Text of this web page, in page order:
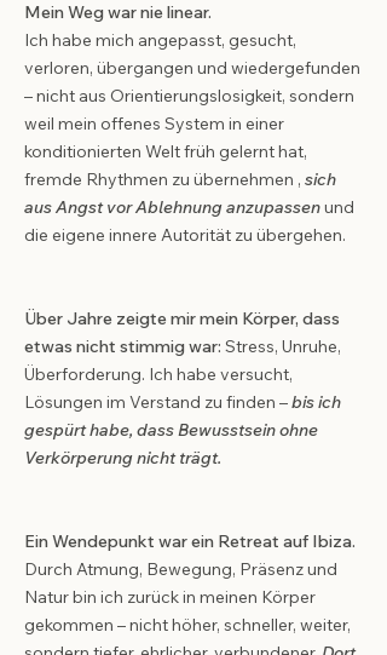
Mein Weg war nie linear.
Ich habe mich angepasst, gesucht,
verloren, übergangen und wiedergefunden
– nicht aus Orientierungslosigkeit, sondern
weil mein offenes System in einer
konditionierten Welt früh gelernt hat,
fremde Rhythmen zu übernehmen , sich
aus Angst vor Ablehnung anzupassenund
die eigene innere Autorität zu übergehen.
Über Jahre zeigte mir mein Körper, dass
etwas nicht stimmig war: Stress, Unruhe,
Überforderung. Ich habe versucht,
Lösungen im Verstand zu finden –bis ich
gespürt habe, dass Bewusstsein ohne
Verkörperung nicht trägt.
Ein Wendepunkt war ein Retreat auf Ibiza.
Durch Atmung, Bewegung, Präsenz und
Natur bin ich zurück in meinen Körper
gekommen – nicht höher, schneller, weiter,